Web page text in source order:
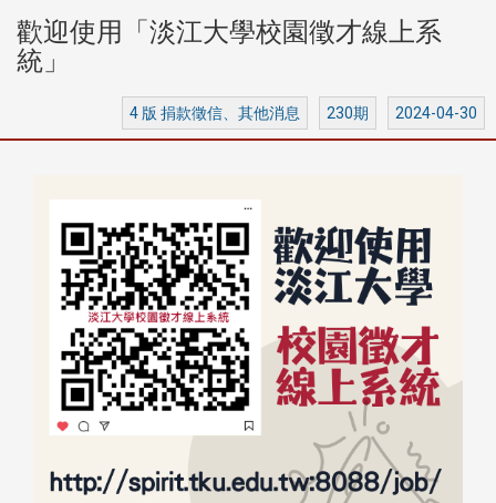
歡迎使用「淡江大學校園徵才線上系
統」
4 版 捐款徵信、其他消息 230期 2024-04-30